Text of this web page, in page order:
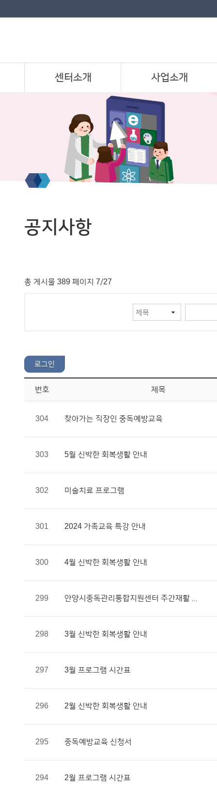
센터소개 사업소개
공지사항
총 게시물 389 페이지 7/27
번호 제목
304 찾아가는 직장인 중독예방교육
303 5월 신박한 회복생활 안내
302 미술치료 프로그램
301 2024 가족교육 특강 안내
300 4월 신박한 회복생활 안내
299 안양시중독관리통합지원센터 주간재활 ...
298 3월 신박한 회복생활 안내
297 3월 프로그램 시간표
296 2월 신박한 회복생활 안내
295 중독예방교육 신청서
294 2월 프로그램 시간표